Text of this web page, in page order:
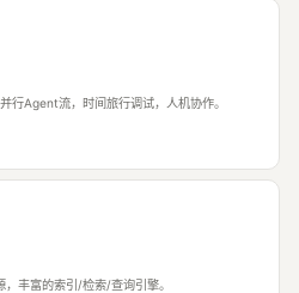
行Agent流，时间旅行调试，人机协作。
丰富的索引/检索/查询引擎。